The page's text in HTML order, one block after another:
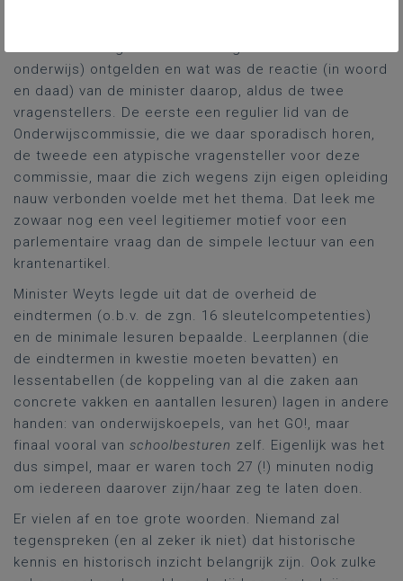
onderwijs) ontgelden en wat was de reactie (in woord
en daad) van de minister daarop, aldus de twee
vragenstellers. De eerste een regulier lid van de
Onderwijscommissie, die we daar sporadisch horen,
de tweede een atypische vragensteller voor deze
commissie, maar die zich wegens zijn eigen opleiding
nauw verbonden voelde met het thema. Dat leek me
zowaar nog een veel legitiemer motief voor een
parlementaire vraag dan de simpele lectuur van een
krantenartikel.
Minister Weyts legde uit dat de overheid de
eindtermen (o.b.v. de zgn. 16 sleutelcompetenties)
en de minimale lesuren bepaalde. Leerplannen (die
de eindtermen in kwestie moeten bevatten) en
lessentabellen (de koppeling van al die zaken aan
concrete vakken en aantallen lesuren) lagen in andere
handen: van onderwijskoepels, van het GO!, maar
finaal vooral van schoolbesturen zelf. Eigenlijk was het
dus simpel, maar er waren toch 27 (!) minuten nodig
om iedereen daarover zijn/haar zeg te laten doen.
Er vielen af en toe grote woorden. Niemand zal
tegenspreken (en al zeker ik niet) dat historische
kennis en historisch inzicht belangrijk zijn. Ook zulke